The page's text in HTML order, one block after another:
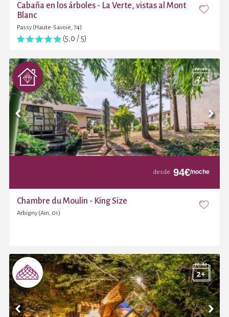
Cabaña en los árboles - La Verte, vistas al Mont
Blanc
Passy (Haute-Savoie, 74)
(5,0 / 5)
desde 94€/noche
Chambre du Moulin - King Size
Arbigny (Ain, 01)